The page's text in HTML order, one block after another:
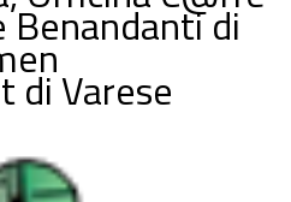
Benandanti di
di Varese